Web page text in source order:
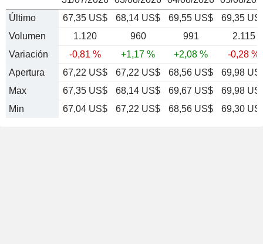
Último
67,35 US$ 68,14 US$ 69,55 US$
69,35
Volumen
1.120 960 991
2.115
Variación
-0,81 % +1,17 % +2,08 %
-0,28 %
Apertura
67,22 US$ 67,22 US$ 68,56 US$
69,98
Max
67,35 US$ 68,14 US$ 69,67 US$
69,98
Min
67,04 US$ 67,22 US$ 68,56 US$ 69,30